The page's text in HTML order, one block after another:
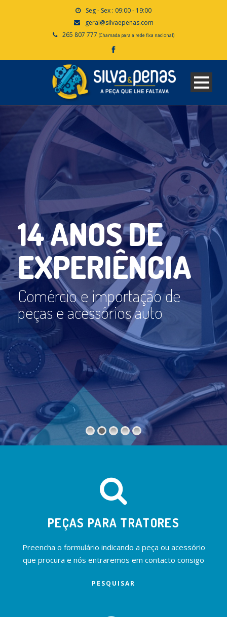
Seg - Sex : 09:00 - 19:00
geral@silvaepenas.com
265 807 777 (Chamada para a rede fixa nacional)
14ANOSDE
EXPERIÊNCIA
Comércio e importação de
peças e acessórios auto
PEÇAS PARA TRATORES
Preencha o formulário indicando a peça ou acessório
que procura e nós entraremos em contacto consigo
PESQUISAR